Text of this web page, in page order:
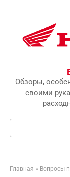
Обзоры,
своими
Главная » Вопросы